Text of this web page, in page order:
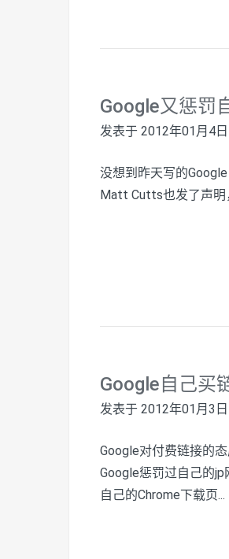
Google又惩罚
发表于 2012年01月4日
没想到昨天写的
Matt Cutts也发了声明
Google自己买
发表于 2012年01月3日
Google对付费链接的
Google惩罚过自己的
自己的Chrome下载页...